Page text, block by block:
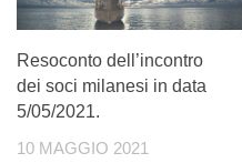
Resoconto dell’incontro
dei soci milanesi in data
5/05/2021.
10 MAGGIO 2021